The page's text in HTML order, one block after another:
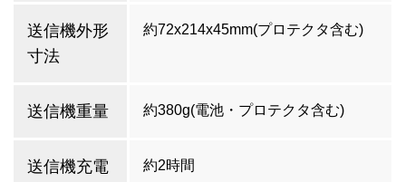
送信機外形
寸法
約72x214x45mm(プロテクタ含む)
送信機重量 約380g(電池・プロテクタ含む)
送信機充電
約2時間